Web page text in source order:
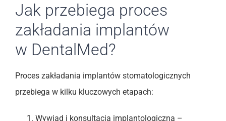
Jak przebiega proces
zakładania implantów
w DentalMed?
Proces zakładania implantów stomatologicznych
przebiega w kilku kluczowych etapach:
Wywiad i konsultacja implantologiczna –